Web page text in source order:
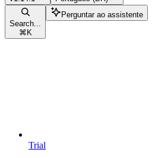
Search...
⌘ K
Perguntar ao assistente
Trial